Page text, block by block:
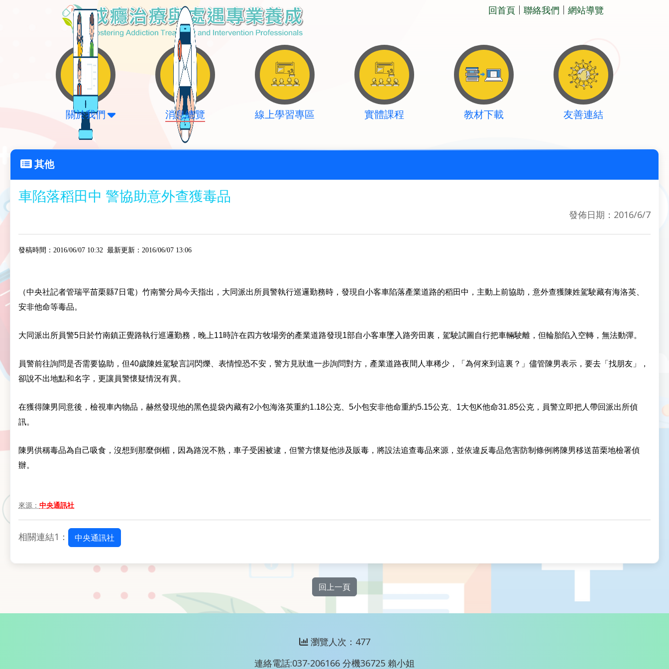
回首頁 聯絡我們 網站導覽
關於我們 消息總覽 線上學習專區 實體課程 教材下載 友善連結
其他
車陷落稻田中 警協助意外查獲毒品
發佈日期：2016/6/7
發稿時間：2016/06/07 10:32 最新更新：2016/06/07 13:06
（中央社記者管瑞平苗栗縣7日電）竹南警分局今天指出，大同派出所員警執行巡邏勤務時，發現自小客車陷落產業道路的稻田中，主動上前協助，意外查獲陳姓駕駛藏有海洛英、
安非他命等毒品。
大同派出所員警5日於竹南鎮正覺路執行巡邏勤務，晚上11時許在四方牧場旁的產業道路發現1部自小客車墜入路旁田裏，駕駛試圖自行把車輛駛離，但輪胎陷入空轉，無法動彈。
員警前往詢問是否需要協助，但40歲陳姓駕駛言詞閃爍、表情惶恐不安，警方見狀進一步詢問對方，產業道路夜間人車稀少，「為何來到這裏？」儘管陳男表示，要去「找朋友」，
卻說不出地點和名字，更讓員警懷疑情況有異。
在獲得陳男同意後，檢視車內物品，赫然發現他的黑色提袋內藏有2小包海洛英重約1.18公克、5小包安非他命重約5.15公克、1大包K他命31.85公克，員警立即把人帶回派出所偵
訊。
陳男供稱毒品為自己吸食，沒想到那麼倒楣，因為路況不熟，車子受困被逮，但警方懷疑他涉及販毒，將設法追查毒品來源，並依違反毒品危害防制條例將陳男移送苗栗地檢署偵
辦。
來源： 中央通訊社
相關連結1： 中央通訊社
回上一頁
瀏覽人次：477
連絡電話:037-206166 分機36725 賴小姐